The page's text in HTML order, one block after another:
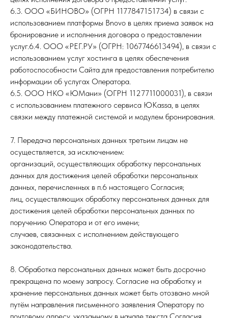
6.3. ООО «БИНОВО» (ОГРН 1177847151734) в связи с
использованием платформы Bnovo в целях приема заявок на
бронирование и исполнения договора о предоставлении
услуг.6.4. ООО «РЕГ.РУ» (ОГРН: 1067746613494), в связи с
использованием услуг хостинга в целях обеспечения
работоспособности Сайта для предоставления потребителю
информации об услугах Оператора.
6.5. ООО НКО «ЮМани» (ОГРН 1127711000031), в связи
с использованием платежного сервиса ЮКаssа, в целях
связки между платежной системой и модулем бронирования.
7. Передача персональных данных третьим лицам не
осуществляется, за исключением:
организаций, осуществляющих обработку персональных
данных для достижения целей обработки персональных
данных, перечисленных в п.6 настоящего Согласия;
лиц, осуществляющих обработку персональных данных для
достижения целей обработки персональных данных по
поручению Оператора и от его имени;
случаев, связанных с исполнением действующего
законодательства.
8. Обработка персональных данных может быть досрочно
прекращена по моему запросу. Согласие на обработку и
хранение персональных данных может быть отозвано мной
путём направления письменного заявления Оператору по